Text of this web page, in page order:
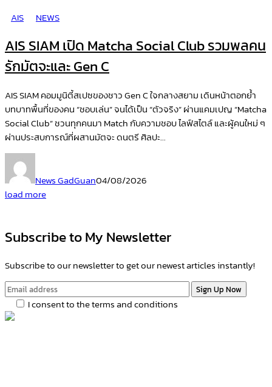
AIS NEWS
AIS SIAM เปิด Matcha Social Club รวมพลคน
รักมัตจะและ Gen C
AIS SIAM คอมมูนิตี้สเปซของชาว Gen C ใจกลางสยาม เดินหน้าตอกย้ำ
บทบาทพื้นที่ของคน “ชอบเล่น” จนได้เป็น “ตัวจริง” ผ่านแคมเปญ “Matcha
Social Club” ชวนทุกคนมา Match กับความชอบ ไลฟ์สไตล์ และผู้คนใหม่ ๆ
ผ่านประสบการณ์ที่ผสานมัตจะ ดนตรี ศิลปะ...
News GadGuan04/08/2026
load more
Subscribe to My Newsletter
Subscribe to our newsletter to get our newest articles instantly!
I consent to the terms and conditions